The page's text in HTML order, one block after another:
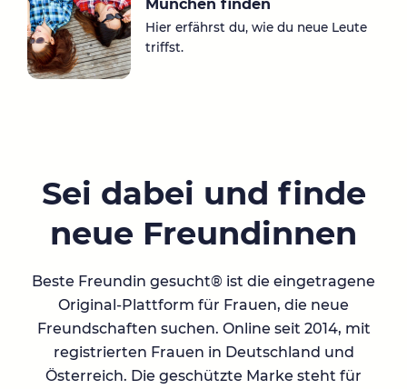
München finden
Hier erfährst du, wie du neue Leute
triffst.
Sei dabei und finde
neue Freundinnen
Beste Freundin gesucht® ist die eingetragene
Original-Plattform für Frauen, die neue
Freundschaften suchen. Online seit 2014, mit
registrierten Frauen in Deutschland und
Österreich. Die geschützte Marke steht für